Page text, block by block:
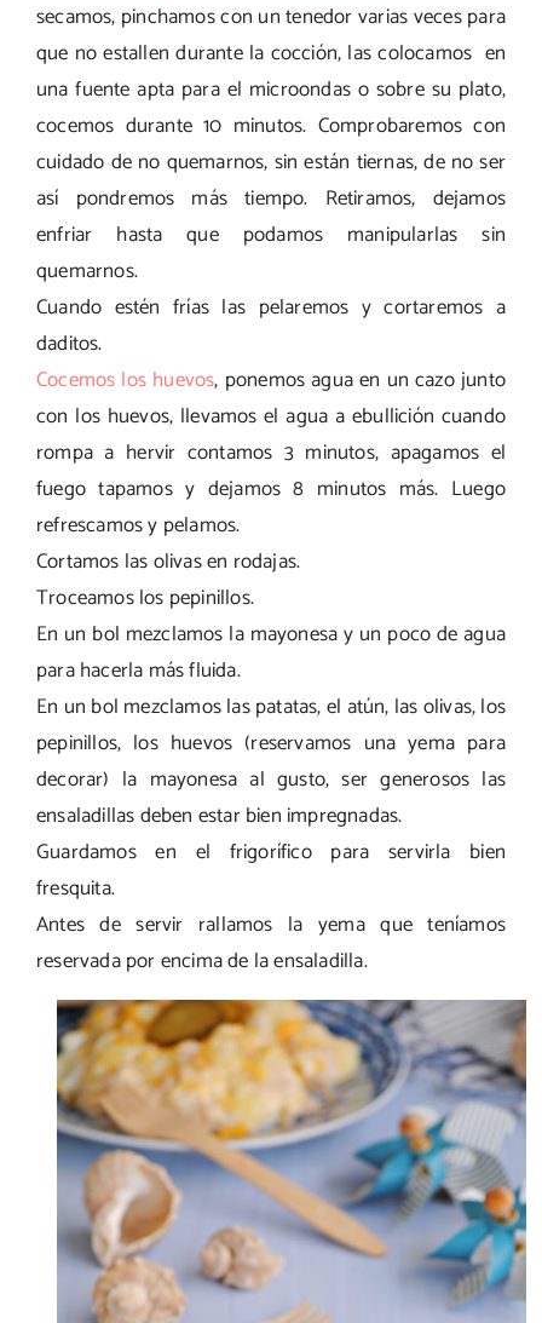
secamos, pinchamos con un tenedor varias veces para
que no estallen durante la cocción, las colocamos en
una fuente apta para el microondas o sobre su plato,
cocemos durante 10 minutos. Comprobaremos con
cuidado de no quemarnos, sin están tiernas, de no ser
así pondremos más tiempo. Retiramos, dejamos
enfriar hasta que podamos manipularlas sin
quemarnos.
Cuando estén frías las pelaremos y cortaremos a
daditos.
Cocemos los huevos, ponemos agua en un cazo junto
con los huevos, llevamos el agua a ebullición cuando
rompa a hervir contamos 3 minutos, apagamos el
fuego tapamos y dejamos 8 minutos más. Luego
refrescamos y pelamos.
Cortamos las olivas en rodajas.
Troceamos los pepinillos.
En un bol mezclamos la mayonesa y un poco de agua
para hacerla más fluida.
En un bol mezclamos las patatas, el atún, las olivas, los
pepinillos, los huevos (reservamos una yema para
decorar) la mayonesa al gusto, ser generosos las
ensaladillas deben estar bien impregnadas.
Guardamos en el frigorífico para servirla bien
fresquita.
Antes de servir rallamos la yema que teníamos
reservada por encima de la ensaladilla.